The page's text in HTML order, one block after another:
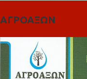
ΑΓΡΟΑΞΩΝ